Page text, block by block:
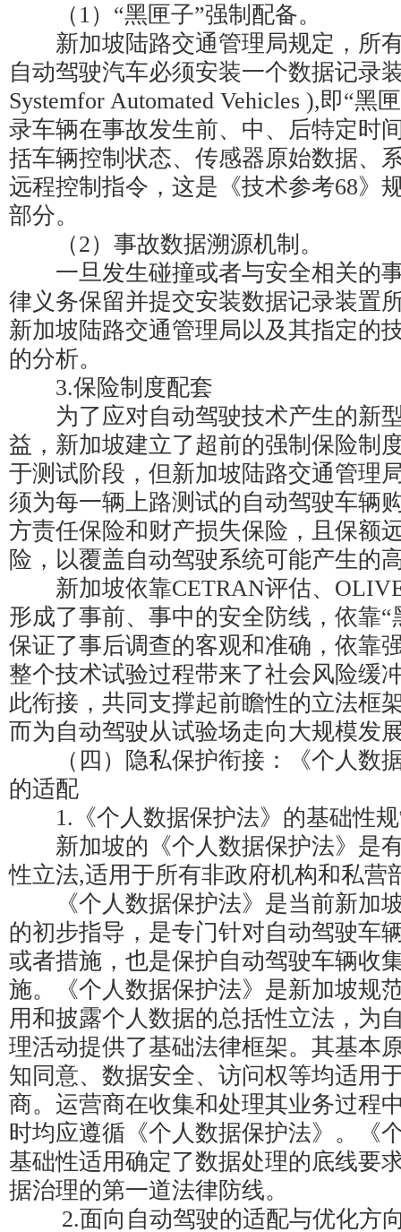
（1）“黑匣子”强制配备。
新加坡陆路交通管理局规定，所
自动驾驶汽车必须安装一个数据记录
Systemfor Automated Vehicles ),即“黑
录车辆在事故发生前、中、后特定时
括车辆控制状态、传感器原始数据、
远程控制指令，这是《技术参考68》
部分。
（2）事故数据溯源机制。
一旦发生碰撞或者与安全相关的
律义务保留并提交安装数据记录装置
新加坡陆路交通管理局以及其指定的
的分析。
3.保险制度配套
为了应对自动驾驶技术产生的新
益，新加坡建立了超前的强制保险制
于测试阶段，但新加坡陆路交通管理
须为每一辆上路测试的自动驾驶车辆
方责任保险和财产损失保险，且保额
险，以覆盖自动驾驶系统可能产生的
新加坡依靠CETRAN评估、
形成了事前、事中的安全防线，依靠“
保证了事后调查的客观和准确，依靠
整个技术试验过程带来了社会风险缓
此衔接，共同支撑起前瞻性的立法框
而为自动驾驶从试验场走向大规模发
（四）隐私保护衔接：《个人数据
的适配
1.《个人数据保护法》的基础性规
新加坡的《个人数据保护法》是
性立法,适用于所有非政府机构和私营
《个人数据保护法》是当前新加
的初步指导，是专门针对自动驾驶车
或者措施，也是保护自动驾驶车辆收
施。《个人数据保护法》是新加坡规
用和披露个人数据的总括性立法，为
理活动提供了基础法律框架。其基本
知同意、数据安全、访问权等均适用
商。运营商在收集和处理其业务过程
时均应遵循《个人数据保护法》。《
基础性适用确定了数据处理的底线要
据治理的第一道法律防线。
2.面向自动驾驶的适配与优化方